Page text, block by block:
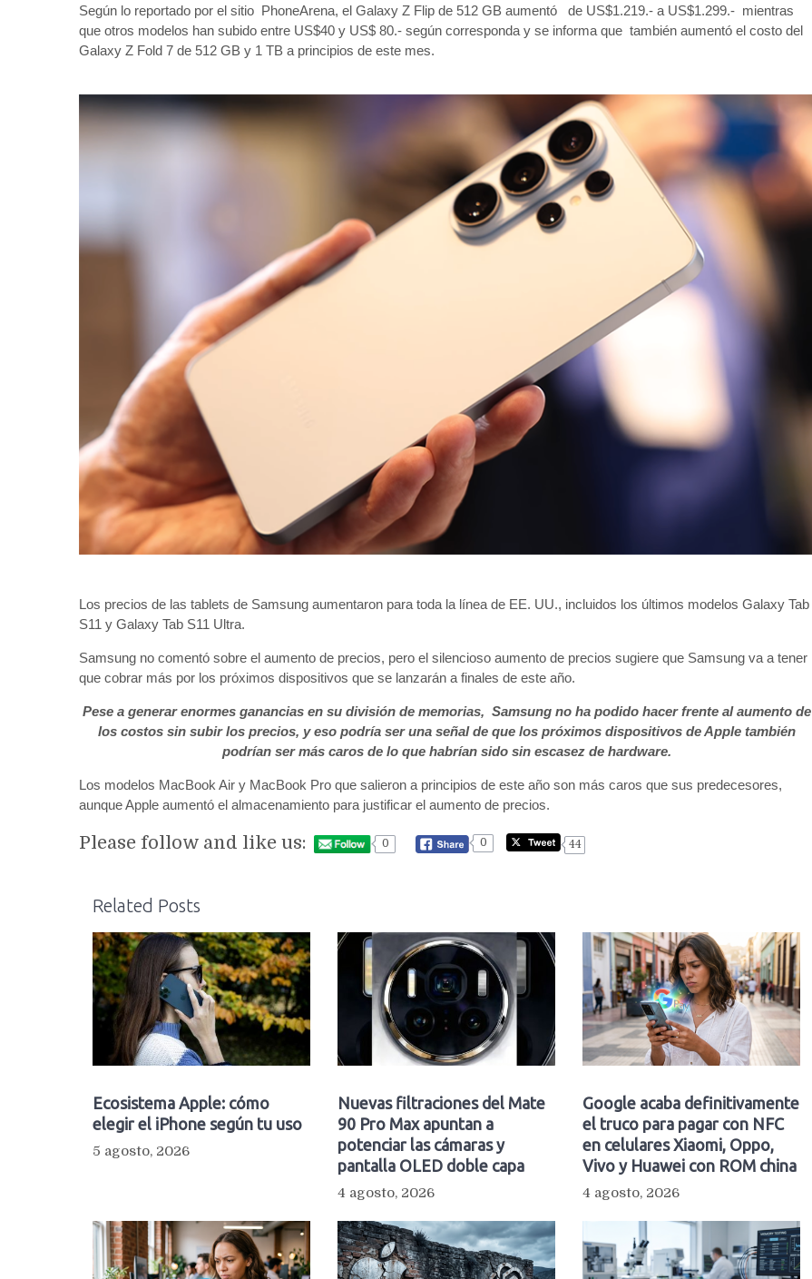
Según lo reportado por el sitio PhoneArena, el Galaxy Z Flip de 512 GB aumentó de US$1.219.- a US$1.299.- mientras
que otros modelos han subido entre US$40 y US$ 80.- según corresponda y se informa que también aumentó el costo del
Galaxy Z Fold 7 de 512 GB y 1 TB a principios de este mes.
Los precios de las tablets de Samsung aumentaron para toda la línea de EE. UU., incluidos los últimos modelos Galaxy Tab
S11 y Galaxy Tab S11 Ultra.
Samsung no comentó sobre el aumento de precios, pero el silencioso aumento de precios sugiere que Samsung va a tener
que cobrar más por los próximos dispositivos que se lanzarán a finales de este año.
Pese a generar enormes ganancias en su división de memorias, Samsung no ha podido hacer frente al aumento de
los costos sin subir los precios, y eso podría ser una señal de que los próximos dispositivos de Apple también
podrían ser más caros de lo que habrían sido sin escasez de hardware.
Los modelos MacBook Air y MacBook Pro que salieron a principios de este año son más caros que sus predecesores,
aunque Apple aumentó el almacenamiento para justificar el aumento de precios.
Please follow and like us: 0 0 44
Related Posts
Ecosistema Apple: cómo
elegir el iPhone según tu uso
5 agosto, 2026
Nuevas filtraciones del Mate
90 Pro Max apuntan a
potenciar las cámaras y
pantalla OLED doble capa
4 agosto, 2026
Google acaba definitivamente
el truco para pagar con NFC
en celulares Xiaomi, Oppo,
Vivo y Huawei con ROM china
4 agosto, 2026